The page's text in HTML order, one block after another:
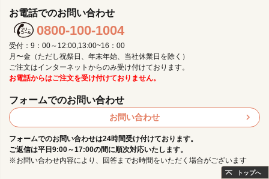
お電話でのお問い合わせ
0800-100-1004
受付：9：00～12:00,13:00~16：00
月〜金（ただし祝祭日、年末年始、当社休業日を除く）
ご注文はインターネットからのみ受け付けております。
お電話からはご注文を受け付けておりません。
フォームでのお問い合わせ
お問い合わせ
フォームでのお問い合わせは24時間受け付けております。
ご返信は平日9:00～17:00の間に順次対応いたします。
※お問い合わせ内容により、回答までお時間をいただく場合がございます
トップへ